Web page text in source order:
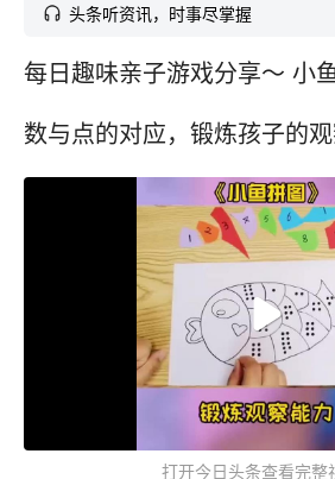
头条听资讯，时事尽掌握
每日趣味亲子游戏分享～ 小
数与点的对应，锻炼孩子的
打开今日头条查看完整